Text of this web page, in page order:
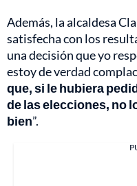
Además, la alcaldesa
satisfecha con los
una decisión que yo
estoy de verdad
que, si le hubiera
de las elecciones, no
bien”.